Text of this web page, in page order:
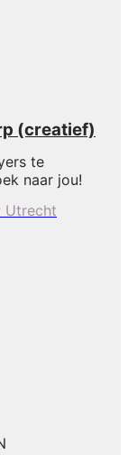
(creatief)
te
naar jou!
Utrecht